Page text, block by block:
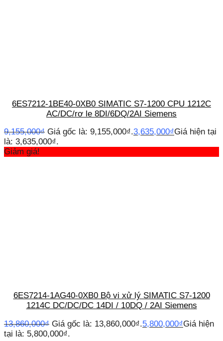
6ES7212-1BE40-0XB0 SIMATIC S7-1200 CPU 1212C
AC/DC/rơ le 8DI/6DQ/2AI Siemens
9,155,000₫ Giá gốc là: 9,155,000₫.3,635,000₫Giá hiện tại
là: 3,635,000₫.
Giảm giá!
6ES7214-1AG40-0XB0 Bộ vi xử lý SIMATIC S7-1200
1214C DC/DC/DC 14DI / 10DQ / 2AI Siemens
13,860,000₫ Giá gốc là: 13,860,000₫.5,800,000₫Giá hiện
tại là: 5,800,000₫.